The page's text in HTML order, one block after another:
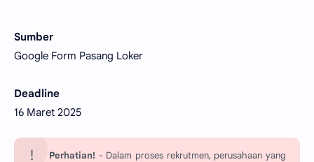
Sumber
Google Form Pasang Loker
Deadline
16 Maret 2025
Perhatian! - Dalam proses rekrutmen, perusahaan yang